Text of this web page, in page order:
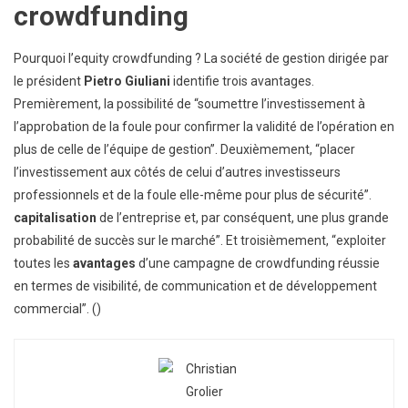
crowdfunding
Pourquoi l’equity crowdfunding ? La société de gestion dirigée par
le président Pietro Giuliani identifie trois avantages.
Premièrement, la possibilité de “soumettre l’investissement à
l’approbation de la foule pour confirmer la validité de l’opération en
plus de celle de l’équipe de gestion”. Deuxièmement, “placer
l’investissement aux côtés de celui d’autres investisseurs
professionnels et de la foule elle-même pour plus de sécurité”.
capitalisation de l’entreprise et, par conséquent, une plus grande
probabilité de succès sur le marché”. Et troisièmement, “exploiter
toutes les avantages d’une campagne de crowdfunding réussie
en termes de visibilité, de communication et de développement
commercial”. ()